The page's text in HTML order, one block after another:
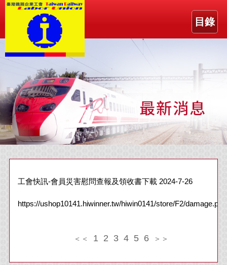
目錄
工會快訊-會員災害慰問查報及領收書下載 2024-7-26
https://ushop10141.hiwinner.tw/hiwin0141/store/F2/damage.pdf
＜＜ 1 2 3 4 5 6 ＞＞